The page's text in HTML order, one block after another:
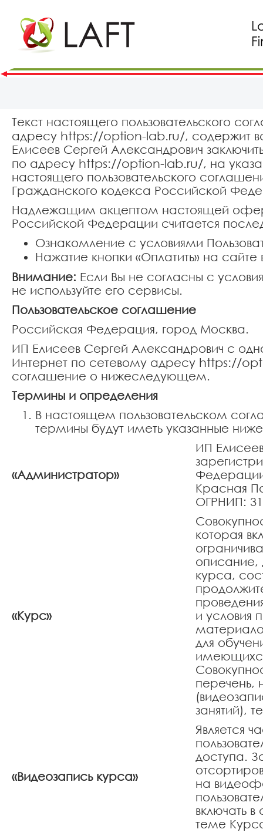
Текст настоящего пользовательского
адресу https://option-lab.ru/, содержит
Елисеев Сергей Александрович
по адресу https://option-lab.ru/, на
настоящего пользовательского
Гражданского кодекса Российской
Надлежащим акцептом настоящей
Российской Федерации считается
Ознакомление с условиями
Нажатие кнопки «Оплатить» на
Внимание: Если Вы не согласны с
не используйте его сервисы.
Пользовательское соглашение
Российская Федерация, город Москва.
ИП Елисеев Сергей Александрович с
Интернет по сетевому адресу https://
соглашение о нижеследующем.
Термины и определения
В настоящем пользовательском
термины будут иметь указанные ниже
«Администратор»
ИП
Красная
ОГРНИП:
«Курс»
которая
описание,
курса,
и условия
для
перечень,
занятий),
«Видеозапись курса»
Является
доступа.
на
включать
теме